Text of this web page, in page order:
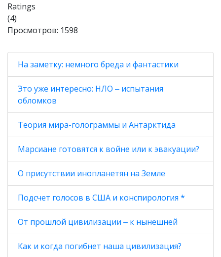
Ratings
(4)
Просмотров: 1598
На заметку: немного бреда и фантастики
Это уже интересно: НЛО ‒ испытания
обломков
Теория мира-голограммы и Антарктида
Марсиане готовятся к войне или к эвакуации?
О присутствии инопланетян на Земле
Подсчет голосов в США и конспирология *
От прошлой цивилизации ‒ к нынешней
Как и когда погибнет наша цивилизация?